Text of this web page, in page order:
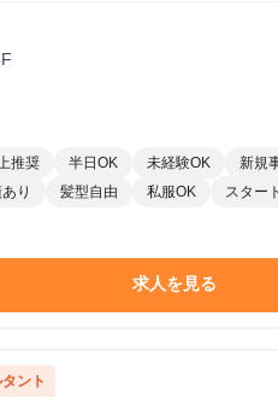
推奨 半日OK 未経験OK
新規
り 髪型自由 私服OK
スター
求人を見る
ント